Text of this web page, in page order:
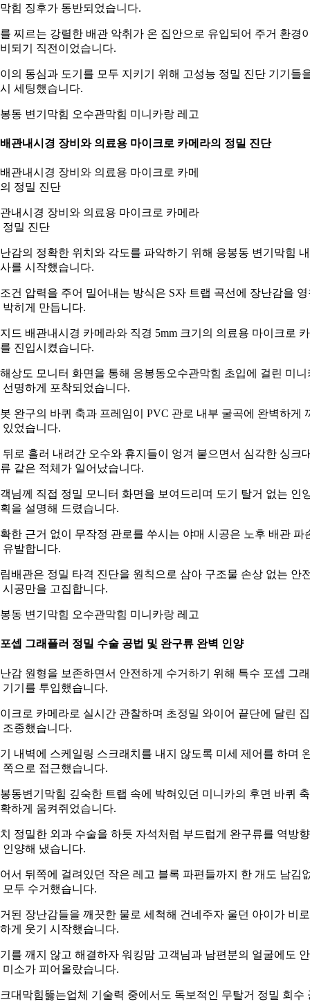
힘 징후가 동반되었습니다.
찌르는 강렬한 배관 악취가 온 집안으로 유입되어 주거 환경
되기 직전이었습니다.
의 동심과 도기를 모두 지키기 위해 고성능 정밀 진단 기기들
세팅했습니다.
동 변기막힘 오수관막힘 미니카랑 레고
관내시경 장비와 의료용 마이크로 카메라의 정밀 진단
내시경 장비와 의료용 마이크로 카메라
정밀 진단
감의 정확한 위치와 각도를 파악하기 위해 응봉동 변기막힘
를 시작했습니다.
건 압력을 주어 밀어내는 방식은 S자 트랩 곡선에 장난감을 영
박히게 만듭니다.
드 배관내시경 카메라와 직경 5mm 크기의 의료용 마이크로
진입시켰습니다.
상도 모니터 화면을 통해 응봉동오수관막힘 초입에 걸린 미니
선명하게 포착되었습니다.
완구의 바퀴 축과 프레임이 PVC 관로 내부 굴곡에 완벽하게
있었습니다.
뒤로 흘러 내려간 오수와 휴지들이 엉겨 붙으면서 심각한 싱크
같은 적체가 일어났습니다.
님께 직접 정밀 모니터 화면을 보여드리며 도기 탈거 없는 인
을 설명해 드렸습니다.
한 근거 없이 무작정 관로를 쑤시는 야매 시공은 노후 배관 파
유발합니다.
배관은 정밀 타격 진단을 원칙으로 삼아 구조물 손상 없는 안
시공만을 고집합니다.
동 변기막힘 오수관막힘 미니카랑 레고
셉 그래플러 정밀 수술 공법 및 완구류 완벽 인양
감 원형을 보존하면서 안전하게 수거하기 위해 특수 포셉 그
기기를 투입했습니다.
크로 카메라로 실시간 관찰하며 초정밀 와이어 끝단에 달린
조종했습니다.
내벽에 스케일링 스크래치를 내지 않도록 미세 제어를 하며
쪽으로 접근했습니다.
동변기막힘 깊숙한 트랩 속에 박혀있던 미니카의 후면 바퀴
하게 움켜쥐었습니다.
정밀한 외과 수술을 하듯 자석처럼 부드럽게 완구류를 역방
인양해 냈습니다.
서 뒤쪽에 걸려있던 작은 레고 블록 파편들까지 한 개도 남김
모두 수거했습니다.
된 장난감들을 깨끗한 물로 세척해 건네주자 울던 아이가 비
게 웃기 시작했습니다.
를 깨지 않고 해결하자 워킹맘 고객님과 남편분의 얼굴에도
미소가 피어올랐습니다.
대막힘뚫는업체 기술력 중에서도 독보적인 무탈거 정밀 회수